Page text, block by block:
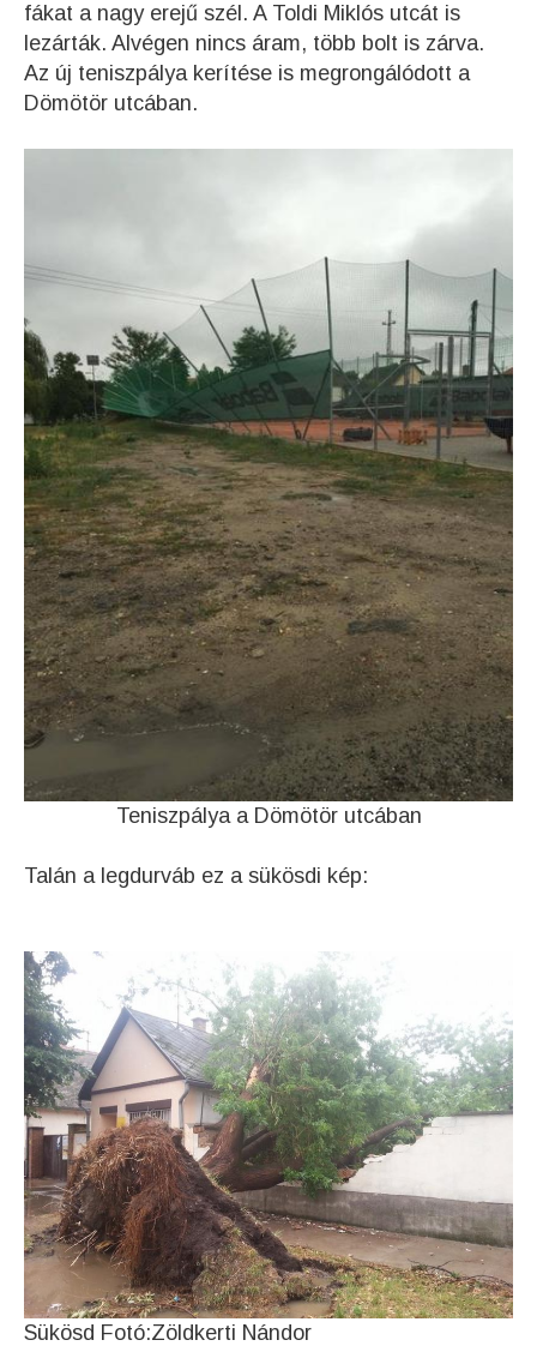
fákat a nagy erejű szél. A Toldi Miklós utcát is
lezárták. Alvégen nincs áram, több bolt is zárva.
Az új teniszpálya kerítése is megrongálódott a
Dömötör utcában.
Teniszpálya a Dömötör utcában
Talán a legdurváb ez a sükösdi kép:
Sükösd Fotó:Zöldkerti Nándor